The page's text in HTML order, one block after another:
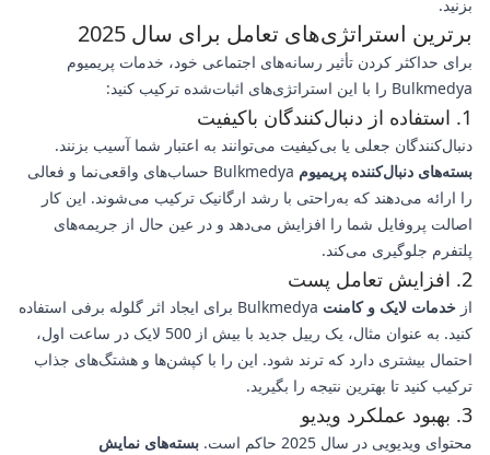
بزنید.
برترین استراتژی‌های تعامل برای سال 2025
برای حداکثر کردن تأثیر رسانه‌های اجتماعی خود، خدمات پریمیوم
Bulkmedya را با این استراتژی‌های اثبات‌شده ترکیب کنید:
1. استفاده از دنبال‌کنندگان باکیفیت
دنبال‌کنندگان جعلی یا بی‌کیفیت می‌توانند به اعتبار شما آسیب بزنند.
بسته‌های دنبال‌کننده پریمیوم
Bulkmedya حساب‌های واقعی‌نما و فعالی
را ارائه می‌دهند که به‌راحتی با رشد ارگانیک ترکیب می‌شوند. این کار
اصالت پروفایل شما را افزایش می‌دهد و در عین حال از جریمه‌های
پلتفرم جلوگیری می‌کند.
2. افزایش تعامل پست
از خدمات لایک و کامنت
Bulkmedya برای ایجاد اثر گلوله برفی استفاده
کنید. به عنوان مثال، یک رییل جدید با بیش از 500 لایک در ساعت اول،
احتمال بیشتری دارد که ترند شود. این را با کپشن‌ها و هشتگ‌های جذاب
ترکیب کنید تا بهترین نتیجه را بگیرید.
3. بهبود عملکرد ویدیو
محتوای ویدیویی در سال 2025 حاکم است.
بسته‌های نمایش